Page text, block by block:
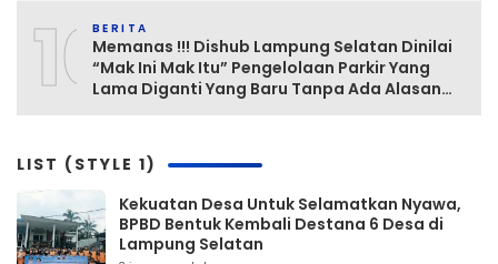
10BERITA
Memanas !!! Dishub Lampung Selatan Dinilai
“Mak Ini Mak Itu” Pengelolaan Parkir Yang
Lama Diganti Yang Baru Tanpa Ada Alasan
LIST (STYLE 1)
Kekuatan Desa Untuk Selamatkan Nyawa,
BPBD Bentuk Kembali Destana 6 Desa di
Lampung Selatan